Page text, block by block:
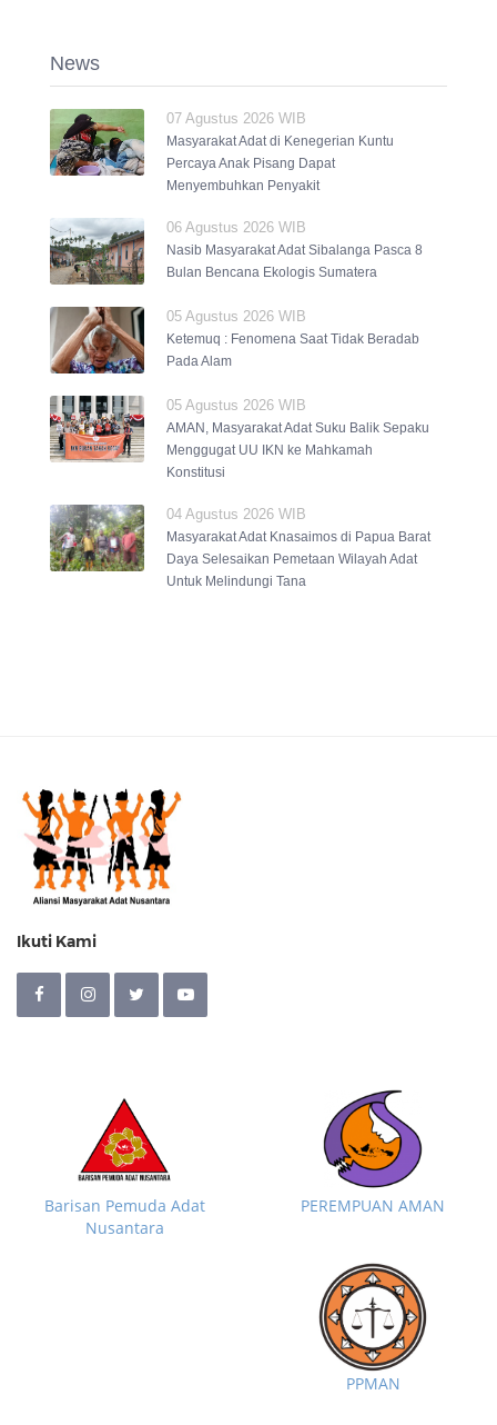
News
07 Agustus 2026 WIB
Masyarakat Adat di Kenegerian Kuntu
Percaya Anak Pisang Dapat
Menyembuhkan Penyakit
06 Agustus 2026 WIB
Nasib Masyarakat Adat Sibalanga Pasca 8
Bulan Bencana Ekologis Sumatera
05 Agustus 2026 WIB
Ketemuq : Fenomena Saat Tidak Beradab
Pada Alam
05 Agustus 2026 WIB
AMAN, Masyarakat Adat Suku Balik Sepaku
Menggugat UU IKN ke Mahkamah
Konstitusi
04 Agustus 2026 WIB
Masyarakat Adat Knasaimos di Papua Barat
Daya Selesaikan Pemetaan Wilayah Adat
Untuk Melindungi Tana
Ikuti Kami
Barisan Pemuda Adat
Nusantara
PEREMPUAN AMAN
PPMAN